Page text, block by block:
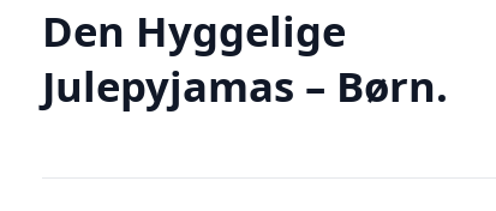
Den Hyggelige
Julepyjamas – Børn.